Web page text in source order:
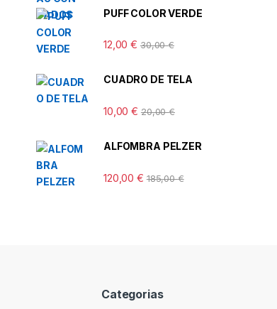
PUFF COLOR VERDE
12,00€ 30,00€
CUADRO DE TELA
10,00€ 20,00€
ALFOMBRA PELZER
120,00€ 185,00€
Categorias